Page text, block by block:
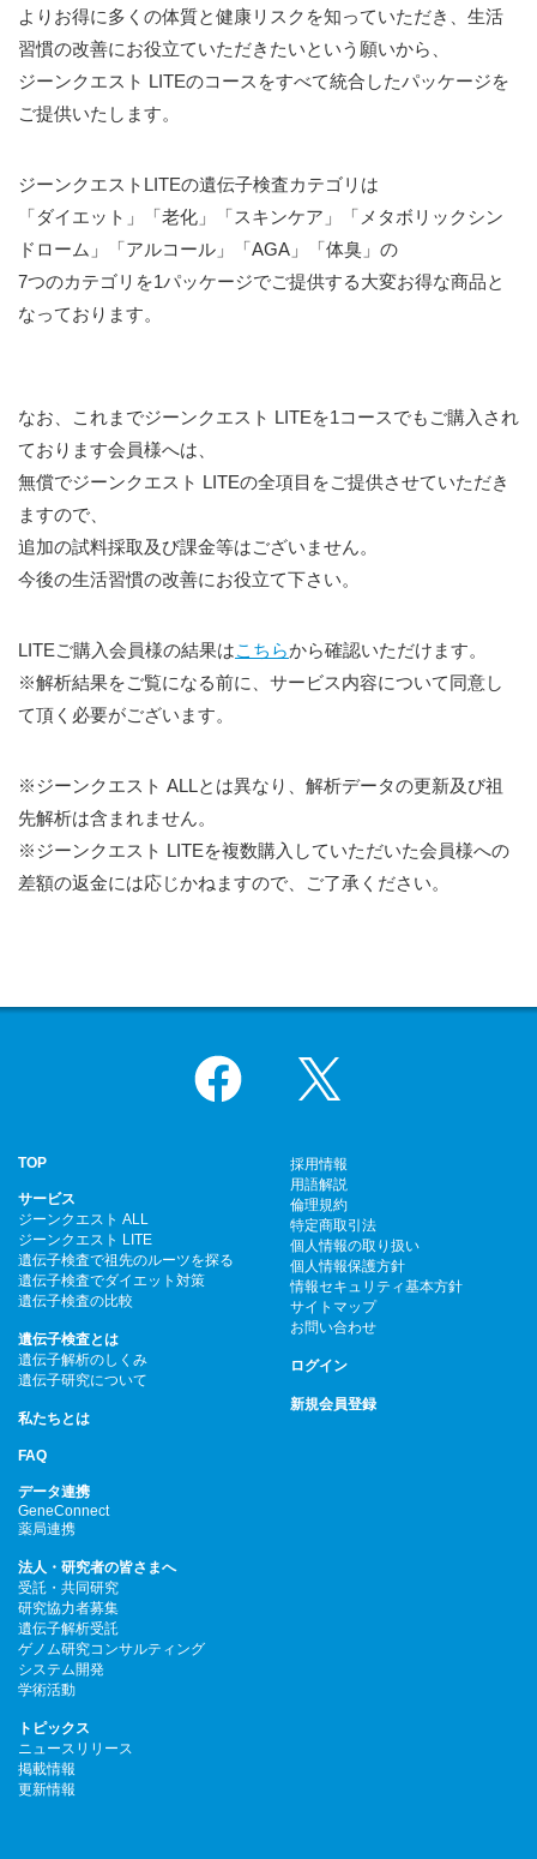
よりお得に多くの体質と健康リスクを知っていただき、生活
習慣の改善にお役立ていただきたいという願いから、
ジーンクエスト LITEのコースをすべて統合したパッケージを
ご提供いたします。
ジーンクエストLITEの遺伝子検査カテゴリは
「ダイエット」「老化」「スキンケア」「メタボリックシン
ドローム」「アルコール」「AGA」「体臭」の
7つのカテゴリを1パッケージでご提供する大変お得な商品と
なっております。
なお、これまでジーンクエスト LITEを1コースでもご購入され
ております会員様へは、
無償でジーンクエスト LITEの全項目をご提供させていただき
ますので、
追加の試料採取及び課金等はございません。
今後の生活習慣の改善にお役立て下さい。
LITEご購入会員様の結果はこちらから確認いただけます。
※解析結果をご覧になる前に、サービス内容について同意し
て頂く必要がございます。
※ジーンクエスト ALLとは異なり、解析データの更新及び祖
先解析は含まれません。
※ジーンクエスト LITEを複数購入していただいた会員様への
差額の返金には応じかねますので、ご了承ください。
Facebook
TOP
サービス
ジーンクエスト ALL
ジーンクエスト LITE
遺伝子検査で祖先のルーツを探る
遺伝子検査でダイエット対策
遺伝子検査の比較
遺伝子検査とは
遺伝子解析のしくみ
遺伝子研究について
私たちとは
FAQ
データ連携
GeneConnect
薬局連携
法人・研究者の皆さまへ
受託・共同研究
研究協力者募集
遺伝子解析受託
ゲノム研究コンサルティング
システム開発
学術活動
トピックス
ニュースリリース
掲載情報
更新情報
採用情報
用語解説
倫理規約
特定商取引法
個人情報の取り扱い
個人情報保護方針
情報セキュリティ基本方針
サイトマップ
お問い合わせ
ログイン
新規会員登録